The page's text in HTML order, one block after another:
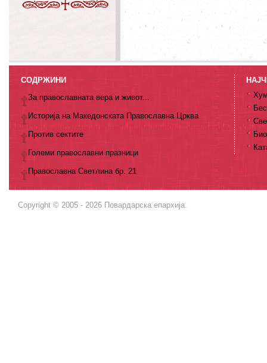
СОДРЖИНИ
За православната вера и живот...
Историја на Македонската Православна Црква
Против сектите
Големи православни празници
Православна Светлина бр. 21
Copyright © 2005 - 2026 Повардарска епархија.